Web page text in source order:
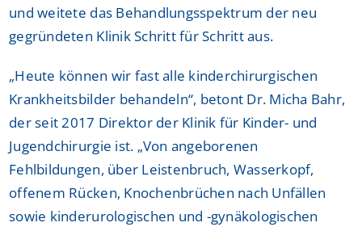
und weitete das Behandlungsspektrum der neu
gegründeten Klinik Schritt für Schritt aus.
„Heute können wir fast alle kinderchirurgischen
Krankheitsbilder behandeln“, betont Dr. Micha Bahr,
der seit 2017 Direktor der Klinik für Kinder- und
Jugendchirurgie ist. „Von angeborenen
Fehlbildungen, über Leistenbruch, Wasserkopf,
offenem Rücken, Knochenbrüchen nach Unfällen
sowie kinderurologischen und -gynäkologischen